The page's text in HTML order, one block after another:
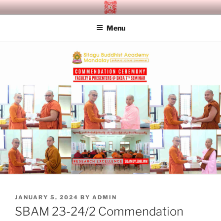
Skip
to
SITAGU BUDDHIST ACADEMY
Menu
POSTED
ON
JANUARY 5, 2024 BY ADMIN
SBAM 23-24/2 Commendation